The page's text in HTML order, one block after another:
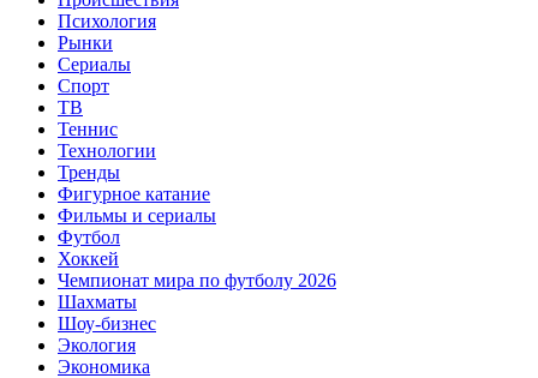
Психология
Рынки
Сериалы
Спорт
ТВ
Теннис
Технологии
Тренды
Фигурное катание
Фильмы и сериалы
Футбол
Хоккей
Чемпионат мира по футболу 2026
Шахматы
Шоу-бизнес
Экология
Экономика